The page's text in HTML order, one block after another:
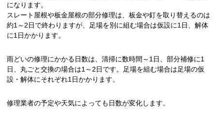
になります。
スレート屋根や板金屋根の部分修理は、板金や釘を取り替えるのは
約1～2日で終わりますが、足場を別に組む場合は仮設に1日、解体
に1日かかります。
雨どいの修理にかかる日数は、清掃に数時間～1日、部分補修に1
日、丸ごと交換の場合は1～2日です。足場を組む場合は足場の仮
設・解体にそれぞれ1日かかります。
修理業者の予定や天気によっても日数が変化します。